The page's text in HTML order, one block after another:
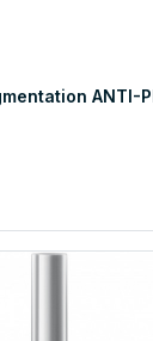
ANTI-